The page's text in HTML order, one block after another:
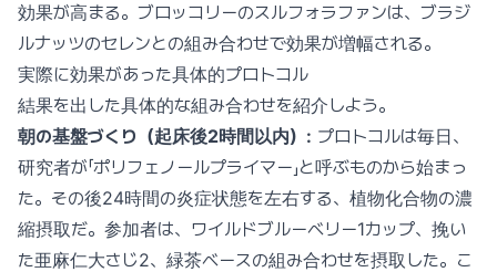
効果が高まる。ブロッコリーのスルフォラファンは、ブラジ
ルナッツのセレンとの組み合わせで効果が増幅される。
実際に効果があった具体的プロトコル
結果を出した具体的な組み合わせを紹介しよう。
朝の基盤づくり（起床後2時間以内）: プロトコルは毎日、
研究者が「ポリフェノールプライマー」と呼ぶものから始まっ
た。その後24時間の炎症状態を左右する、植物化合物の濃
縮摂取だ。参加者は、ワイルドブルーベリー1カップ、挽い
た亜麻仁大さじ2、緑茶ベースの組み合わせを摂取した。こ